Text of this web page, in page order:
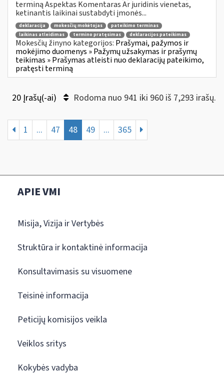
terminą Aspektas Komentaras Ar juridinis vienetas,
ketinantis laikinai sustabdyti įmonės...
deklaracija mokesčių mokėtojas
pateikimo terminas
laikinas atleidimas
termino pratęsimas deklaracijos pateikimas
Mokesčių žinyno kategorijos: Prašymai, pažymos ir
mokėjimo duomenys » Pažymų užsakymas ir prašymų
teikimas » Prašymas atleisti nuo deklaracijų pateikimo,
pratęsti terminą
20 Įrašų(-ai) Rodoma nuo 941 iki 960 iš 7,293 irašų.
1 ... 47 48 49 ... 365
APIE VMI
Misija, Vizija ir Vertybės
Struktūra ir kontaktinė informacija
Konsultavimasis su visuomene
Teisinė informacija
Peticijų komisijos veikla
Veiklos sritys
Kokybės vadyba